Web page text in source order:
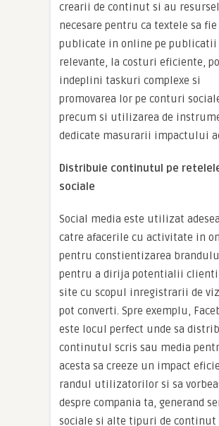
crearii de continut si au
necesare pentru ca textele sa fie
publicate in online pe publicatii
relevante, la costuri eficiente,
indeplini taskuri complexe si
promovarea lor pe conturi
precum si utilizarea de
dedicate masurarii impactului
Distribuie continutul pe
sociale
Social media este utilizat
catre afacerile cu activitate in
pentru constientizarea
pentru a dirija potentialii clienti
site cu scopul inregistrarii de
pot converti. Spre exemplu,
este locul perfect unde sa
continutul scris sau media
acesta sa creeze un impact
randul utilizatorilor si sa
despre compania ta, generand
sociale si alte tipuri de continut